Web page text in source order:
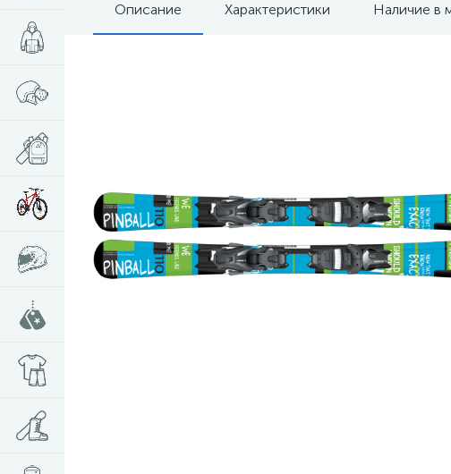
Описание Характеристики Наличие в